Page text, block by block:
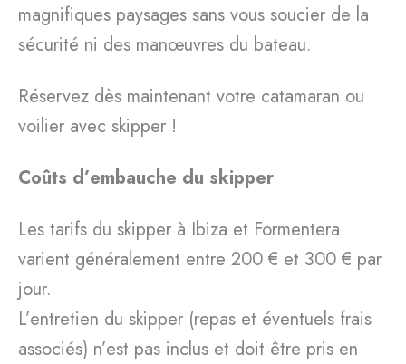
magnifiques paysages sans vous soucier de la
sécurité ni des manœuvres du bateau.
Réservez dès maintenant votre catamaran ou
voilier avec skipper !
Coûts d’embauche du skipper
Les tarifs du skipper à Ibiza et Formentera
varient généralement entre 200 € et 300 € par
jour.
L’entretien du skipper (repas et éventuels frais
associés) n’est pas inclus et doit être pris en